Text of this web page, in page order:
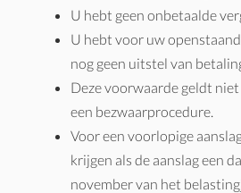
U hebt geen onbetaalde
U hebt voor uw
nog geen uitstel van
Deze voorwaarde geldt
een bezwaarprocedure.
Voor een voorlopige
krijgen als de aanslag een
november van het